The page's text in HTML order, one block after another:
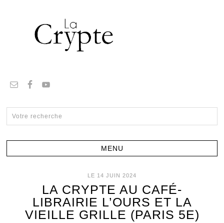
LE 14 JUIN 2024
LA CRYPTE AU CAFÉ-
LIBRAIRIE L’OURS ET LA
VIEILLE GRILLE (PARIS 5E)